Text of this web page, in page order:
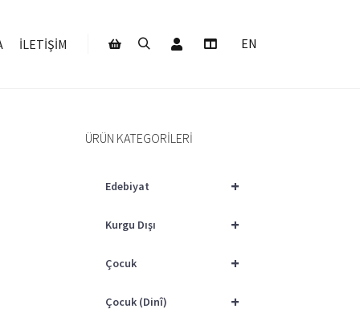
İLETIŞIM Hesabım EN
ÜRÜN KATEGORILERI
+
Edebiyat
+
Kurgu Dışı
+
Çocuk
+
Çocuk (Dinî)